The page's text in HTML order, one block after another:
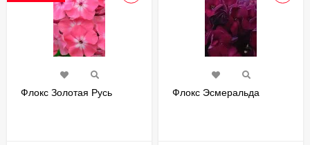
Флокс Золотая Русь Флокс Эсмеральда